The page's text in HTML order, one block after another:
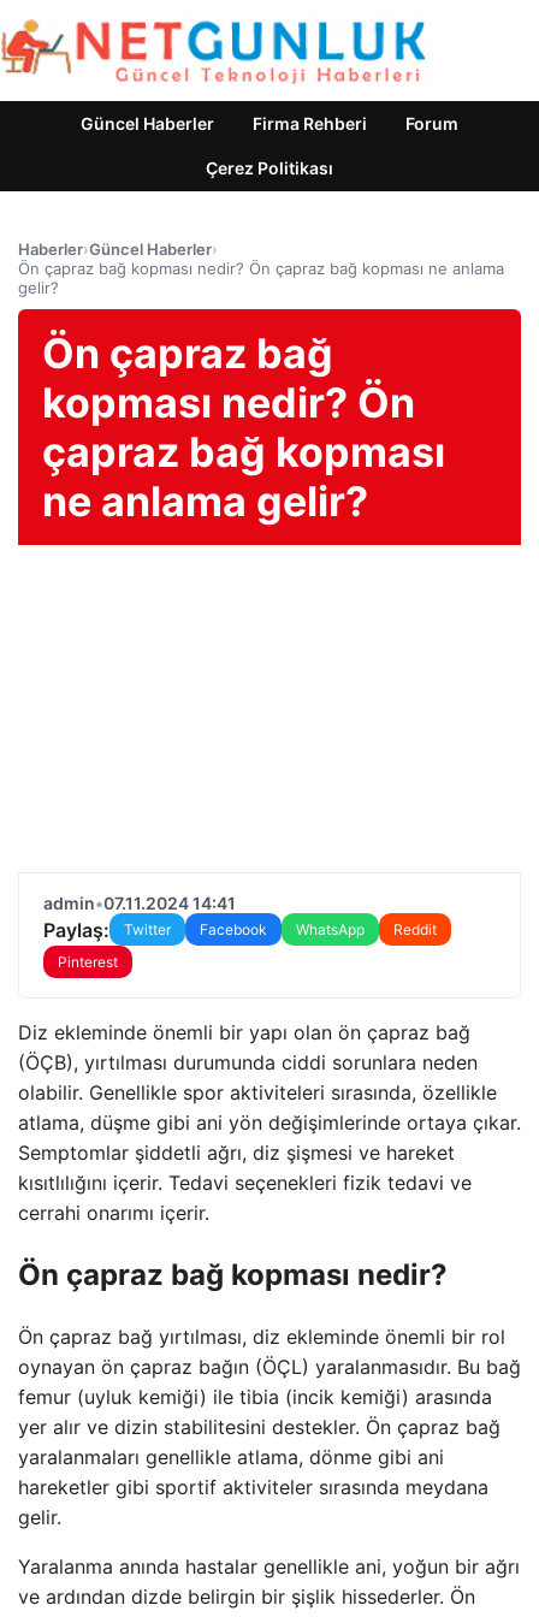
Güncel Haberler Firma Rehberi Forum
Çerez Politikası
Haberler›Güncel Haberler›
Ön çapraz bağ kopması nedir? Ön çapraz bağ kopması ne anlama
gelir?
Ön çapraz bağ
kopması nedir? Ön
çapraz bağ kopması
ne anlama gelir?
admin•07.11.2024 14:41
Paylaş: Twitter Facebook WhatsApp
Reddit
Pinterest
Diz ekleminde önemli bir yapı olan ön çapraz bağ
(ÖÇB), yırtılması durumunda ciddi sorunlara neden
olabilir. Genellikle spor aktiviteleri sırasında, özellikle
atlama, düşme gibi ani yön değişimlerinde ortaya çıkar.
Semptomlar şiddetli ağrı, diz şişmesi ve hareket
kısıtlılığını içerir. Tedavi seçenekleri fizik tedavi ve
cerrahi onarımı içerir.
Ön çapraz bağ kopması nedir?
Ön çapraz bağ yırtılması, diz ekleminde önemli bir rol
oynayan ön çapraz bağın (ÖÇL) yaralanmasıdır. Bu bağ
femur (uyluk kemiği) ile tibia (incik kemiği) arasında
yer alır ve dizin stabilitesini destekler. Ön çapraz bağ
yaralanmaları genellikle atlama, dönme gibi ani
hareketler gibi sportif aktiviteler sırasında meydana
gelir.
Yaralanma anında hastalar genellikle ani, yoğun bir ağrı
ve ardından dizde belirgin bir şişlik hissederler. Ön